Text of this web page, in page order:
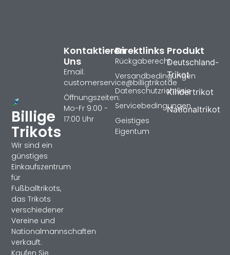
Billige
Trikots
Wir sind ein
günstiges
Einkaufszentrum
für
Fußballtrikots,
das Trikots
verschiedener
Vereine und
Nationalmannschaften
verkauft.
Kaufen Sie
Produkt
Deutschland-
Trikot
Kindertrikot
Nationaltrikot
Direktlinks
Rückgaberecht
Versandbedingungen
Datenschutzrichtlinie
Servicebedingungen
Geistiges
Eigentum
Kontaktieren
Uns
Email:
customerservice@billigtrikotde
Öffnungszeiten:
Mo-Fr 9:00 -
17:00 Uhr